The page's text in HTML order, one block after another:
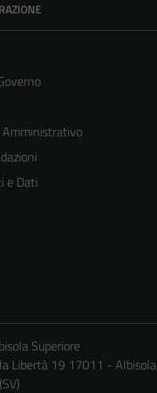
Amministrativo
e Dati
Superiore
Libertà 19 17011 - Albisola